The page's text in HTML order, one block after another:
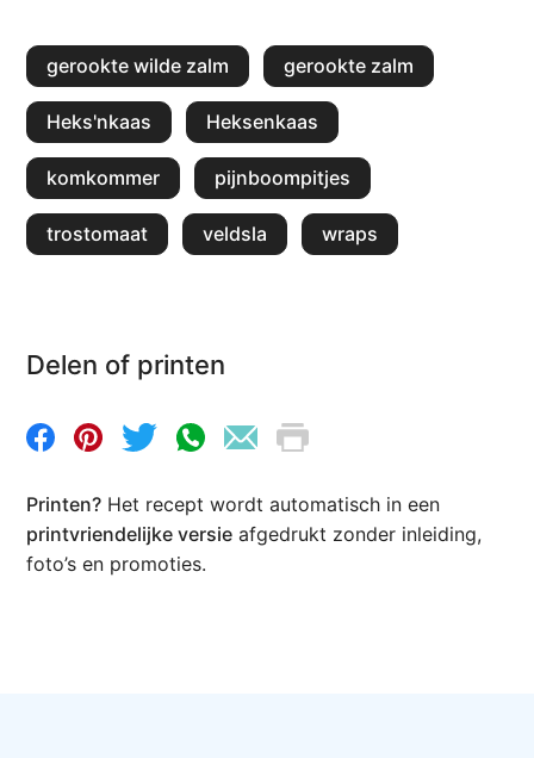
gerookte wilde zalm gerookte zalm
Heks'nkaas Heksenkaas
komkommer pijnboompitjes
trostomaat veldsla wraps
Delen of printen
Printen? Het recept wordt automatisch in een
printvriendelijke versie afgedrukt zonder inleiding,
foto’s en promoties.